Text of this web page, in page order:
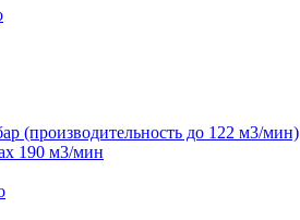
(производительность до 122 м3/мин)
190 м3/мин